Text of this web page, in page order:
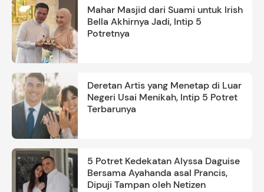
Mahar Masjid dari Suami untuk Irish
Bella Akhirnya Jadi, Intip 5
Potretnya
Deretan Artis yang Menetap di Luar
Negeri Usai Menikah, Intip 5 Potret
Terbarunya
5 Potret Kedekatan Alyssa Daguise
Bersama Ayahanda asal Prancis,
Dipuji Tampan oleh Netizen